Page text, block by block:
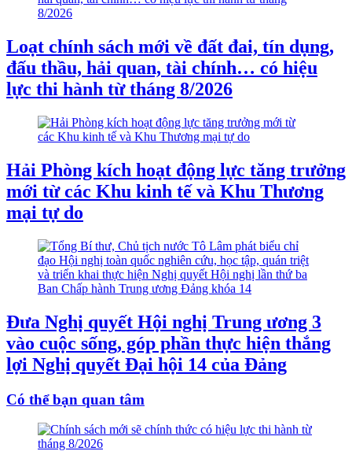
Loạt chính sách mới về đất đai, tín dụng,
đấu thầu, hải quan, tài chính… có hiệu
lực thi hành từ tháng 8/2026
Hải Phòng kích hoạt động lực tăng trưởng
mới từ các Khu kinh tế và Khu Thương
mại tự do
Đưa Nghị quyết Hội nghị Trung ương 3
vào cuộc sống, góp phần thực hiện thắng
lợi Nghị quyết Đại hội 14 của Đảng
Có thể bạn quan tâm